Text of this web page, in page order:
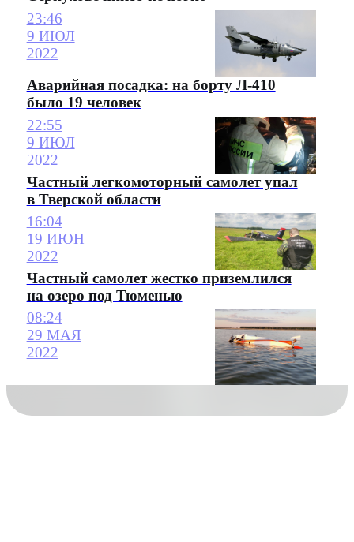
23:46
9 ИЮЛ
2022
Аварийная посадка: на борту Л-410
было 19 человек
22:55
9 ИЮЛ
2022
Частный легкомоторный самолет упал
в Тверской области
16:04
19 ИЮН
2022
Частный самолет жестко приземлился
на озеро под Тюменью
08:24
29 МАЯ
2022